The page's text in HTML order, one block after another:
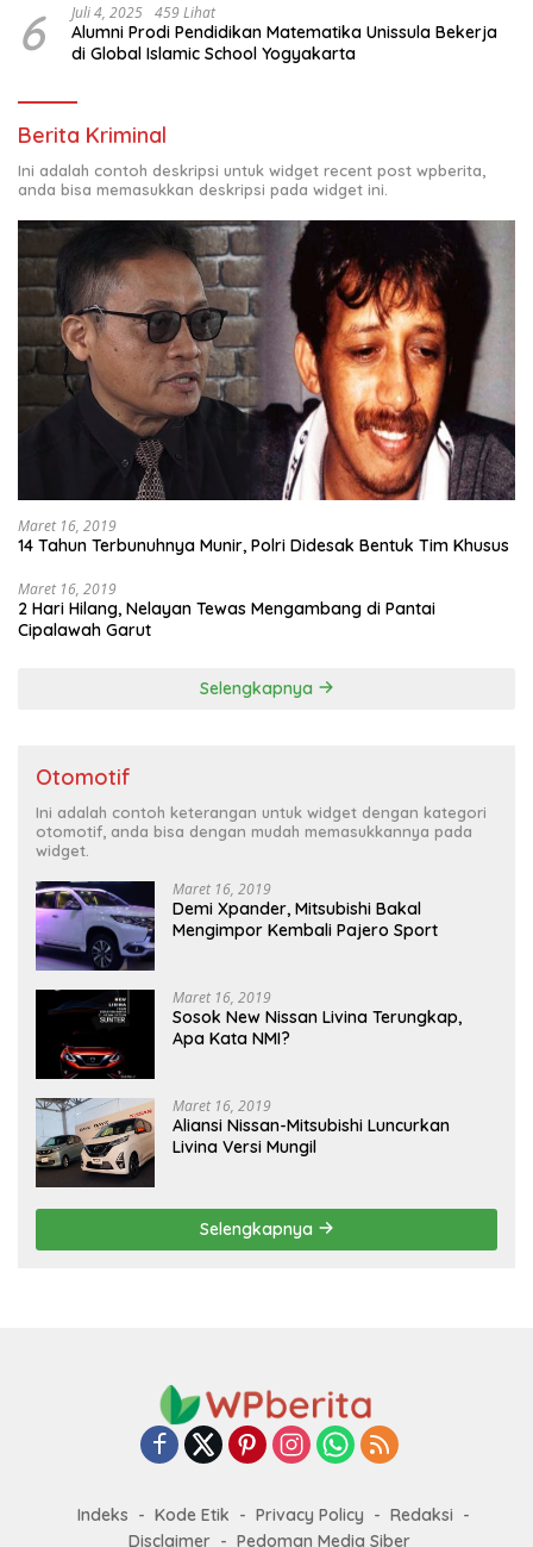
6 Juli 4, 2025 459 Lihat
Alumni Prodi Pendidikan Matematika Unissula Bekerja
di Global Islamic School Yogyakarta
Berita Kriminal
Ini adalah contoh deskripsi untuk widget recent post wpberita,
anda bisa memasukkan deskripsi pada widget ini.
Maret 16, 2019
14 Tahun Terbunuhnya Munir, Polri Didesak Bentuk Tim Khusus
Maret 16, 2019
2 Hari Hilang, Nelayan Tewas Mengambang di Pantai
Cipalawah Garut
Selengkapnya
Otomotif
Ini adalah contoh keterangan untuk widget dengan kategori
otomotif, anda bisa dengan mudah memasukkannya pada
widget.
Maret 16, 2019
Demi Xpander, Mitsubishi Bakal
Mengimpor Kembali Pajero Sport
Maret 16, 2019
Sosok New Nissan Livina Terungkap,
Apa Kata NMI?
Maret 16, 2019
Aliansi Nissan-Mitsubishi Luncurkan
Livina Versi Mungil
Selengkapnya
Indeks Kode Etik Privacy Policy
Redaksi
Disclaimer
Pedoman Media Siber